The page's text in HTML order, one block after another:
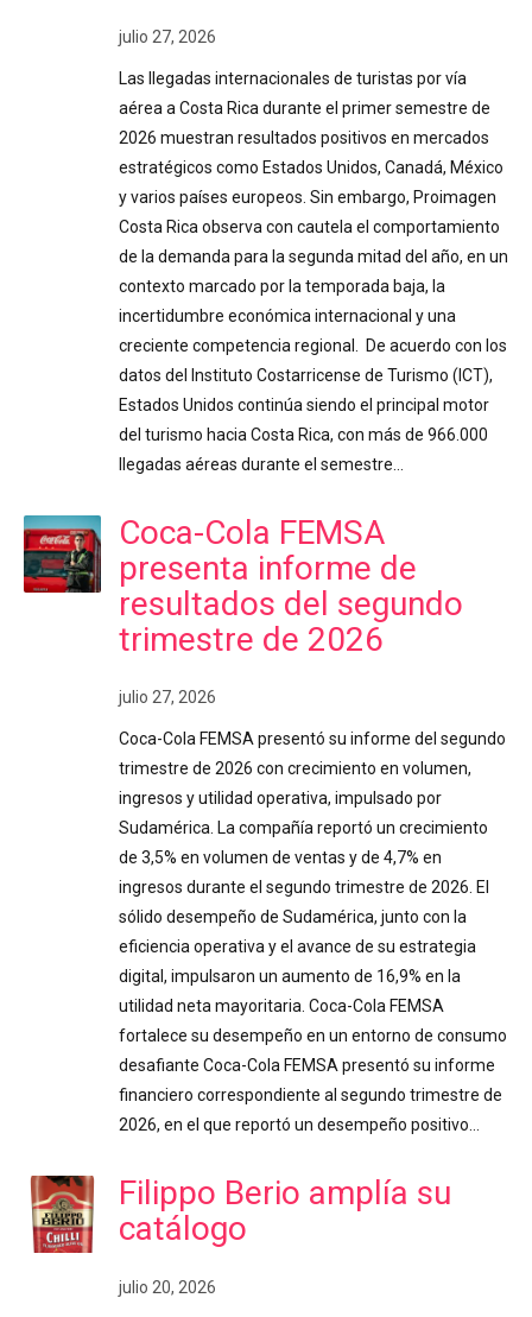
julio 27, 2026
Las llegadas internacionales de turistas por vía
aérea a Costa Rica durante el primer semestre de
2026 muestran resultados positivos en mercados
estratégicos como Estados Unidos, Canadá, México
y varios países europeos. Sin embargo, Proimagen
Costa Rica observa con cautela el comportamiento
de la demanda para la segunda mitad del año, en un
contexto marcado por la temporada baja, la
incertidumbre económica internacional y una
creciente competencia regional. De acuerdo con los
datos del Instituto Costarricense de Turismo (ICT),
Estados Unidos continúa siendo el principal motor
del turismo hacia Costa Rica, con más de 966.000
llegadas aéreas durante el semestre…
Coca-Cola FEMSA
presenta informe de
resultados del segundo
trimestre de 2026
julio 27, 2026
Coca-Cola FEMSA presentó su informe del segundo
trimestre de 2026 con crecimiento en volumen,
ingresos y utilidad operativa, impulsado por
Sudamérica. La compañía reportó un crecimiento
de 3,5% en volumen de ventas y de 4,7% en
ingresos durante el segundo trimestre de 2026. El
sólido desempeño de Sudamérica, junto con la
eficiencia operativa y el avance de su estrategia
digital, impulsaron un aumento de 16,9% en la
utilidad neta mayoritaria. Coca-Cola FEMSA
fortalece su desempeño en un entorno de consumo
desafiante Coca-Cola FEMSA presentó su informe
financiero correspondiente al segundo trimestre de
2026, en el que reportó un desempeño positivo…
Filippo Berio amplía su
catálogo
julio 20, 2026